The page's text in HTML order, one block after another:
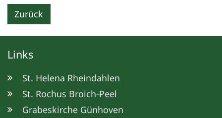
Zurück
Links
St. Helena Rheindahlen
St. Rochus Broich-Peel
Grabeskirche Günhoven